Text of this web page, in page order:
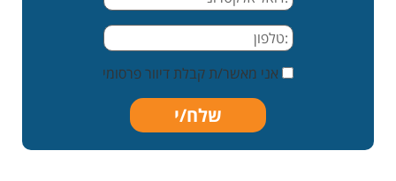
אני מאשר/ת קבלת דיוור פרסומי